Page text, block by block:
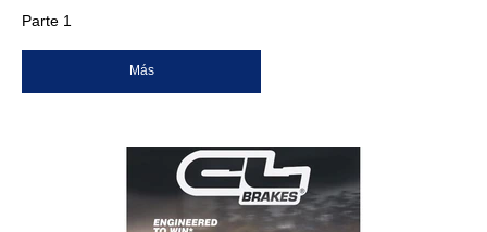
Parte 1
Más